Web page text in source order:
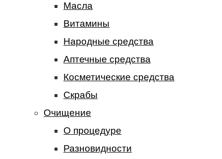
Масла
Витамины
Народные средства
Аптечные средства
Косметические средства
Скрабы
Очищение
О процедуре
Разновидности